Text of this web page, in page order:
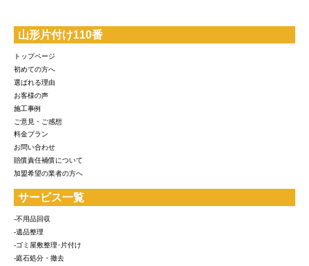
山形片付け110番
トップページ
初めての方へ
選ばれる理由
お客様の声
施工事例
ご意見・ご感想
料金プラン
お問い合わせ
賠償責任補償について
加盟希望の業者の方へ
サービス一覧
-不用品回収
-遺品整理
-ゴミ屋敷整理･片付け
-庭石処分・撤去